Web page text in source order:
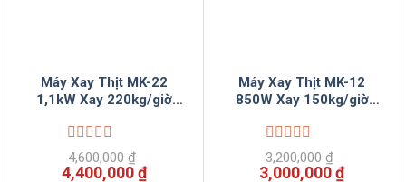
Máy Xay Thịt MK-22
1,1kW Xay 220kg/giờ
Phân Phối
Được
xếp
4,600,000₫
Giá
4,400,000₫Giá
Máy Xay Thịt MK-12
850W Xay 150kg/giờ
Phân Phối
Được
xếp
3,200,000₫
Giá
3,000,000₫Giá